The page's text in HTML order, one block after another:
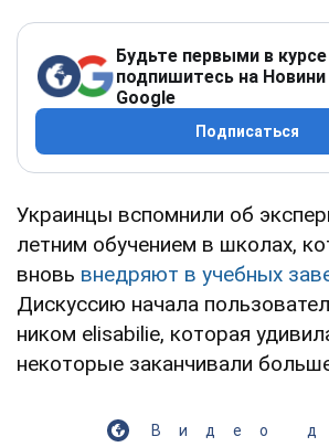
Будьте первыми в
подпишитесь на Новини
Google
Подписаться
Украинцы вспомнили об
летним обучением в школах,
вновь внедряют в учебных
Дискуссию начала
ником elisabilie, которая
некоторые заканчивали
Видео